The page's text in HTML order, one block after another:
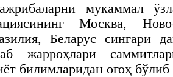
мукаммал
Москва,
Беларус сингари
жарроҳлари
билимларидан огоҳ